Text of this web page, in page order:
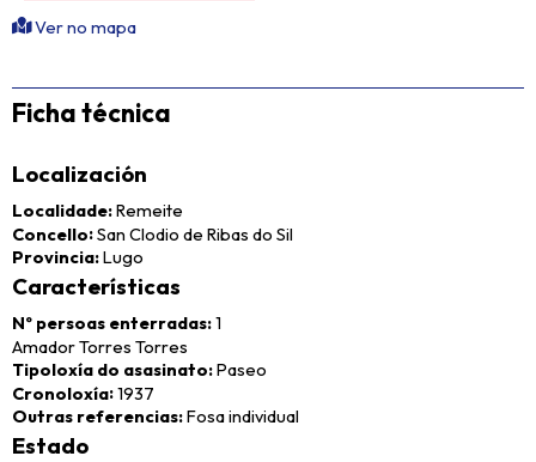
Ver no mapa
Ficha técnica
Localización
Localidade Remeite
Concello San Clodio de Ribas do Sil
Provincia Lugo
Características
Nº persoas enterradas 1
Amador Torres Torres
Tipoloxía do asasinato Paseo
Cronoloxía 1937
Outras referencias Fosa individual
Estado